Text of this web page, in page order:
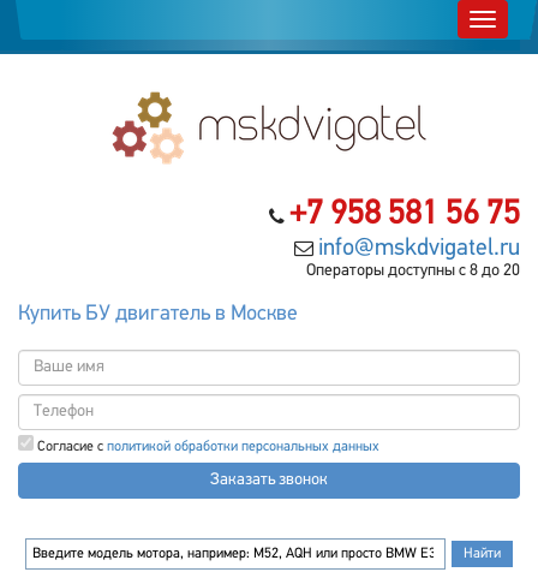
+7 958 581 56 75
info@mskdvigatel.ru
Операторы доступны с 8 до 20
Купить БУ двигатель в Москве
Согласие с политикой обработки персональных данных
Заказать звонок